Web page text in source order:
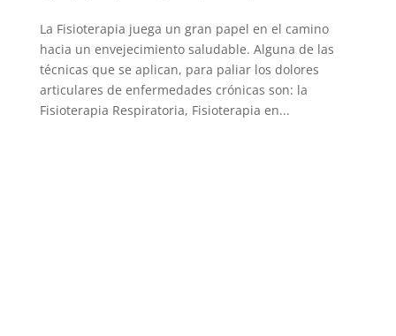
La Fisioterapia juega un gran papel en el camino
hacia un envejecimiento saludable. Alguna de las
técnicas que se aplican, para paliar los dolores
articulares de enfermedades crónicas son: la
Fisioterapia Respiratoria, Fisioterapia en...